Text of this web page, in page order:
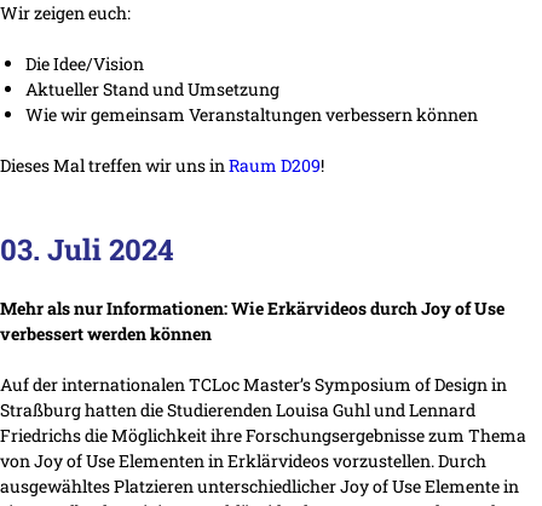
Wir zeigen euch:
Die Idee/Vision
Aktueller Stand und Umsetzung
Wie wir gemeinsam Veranstaltungen verbessern können
Dieses Mal treffen wir uns inRaum D209!
03. Juli 2024
Mehr als nur Informationen: Wie Erkärvideos durch Joy of Use
verbessert werden können
Auf der internationalen TCLoc Master’s Symposium of Design in
Straßburg hatten die Studierenden Louisa Guhl und Lennard
Friedrichs die Möglichkeit ihre Forschungsergebnisse zum Thema
von Joy of Use Elementen in Erklärvideos vorzustellen. Durch
ausgewähltes Platzieren unterschiedlicher Joy of Use Elemente in